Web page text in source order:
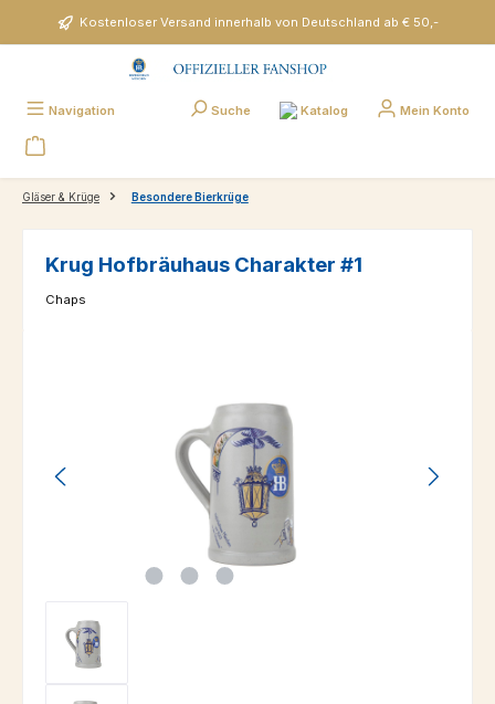
Zum Hauptinhalt springenKostenloser Versand innerhalb von Deutschland ab € 50,-
Navigation Suche Katalog Mein Konto
Gläser & Krüge Besondere Bierkrüge
Krug Hofbräuhaus Charakter #1
Chaps